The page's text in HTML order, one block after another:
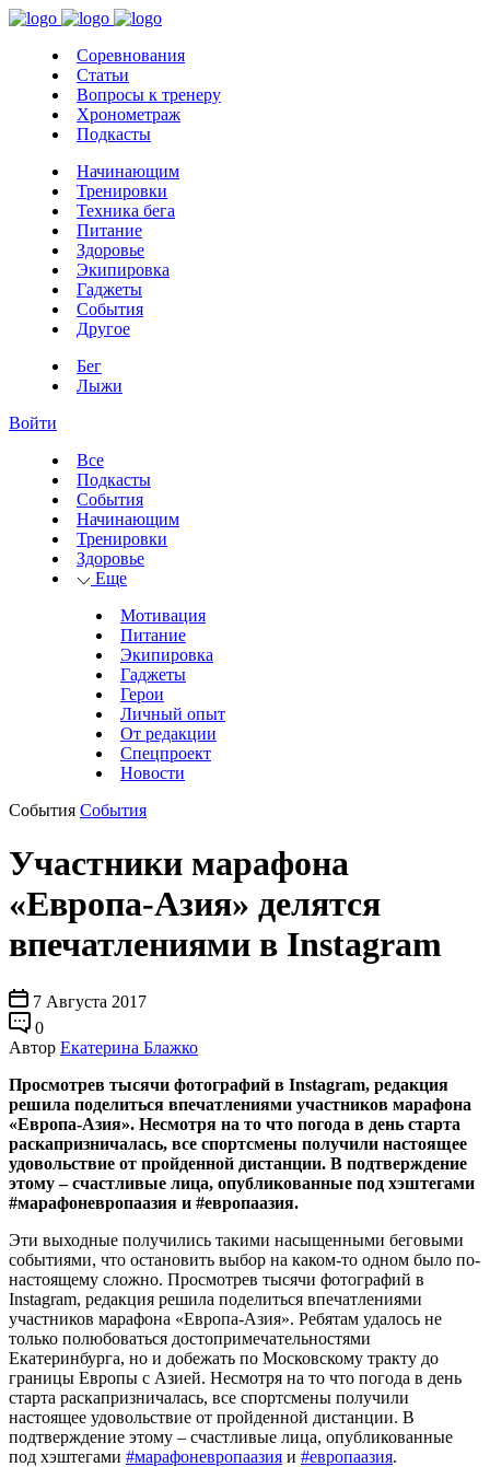
Соревнования
Статьи
Вопросы к тренеру
Хронометраж
Подкасты
Начинающим
Тренировки
Техника бега
Питание
Здоровье
Экипировка
Гаджеты
События
Другое
Бег
Лыжи
Войти
Все
Подкасты
События
Начинающим
Тренировки
Здоровье
Еще
Мотивация
Питание
Экипировка
Гаджеты
Герои
Личный опыт
От редакции
Спецпроект
Новости
События События
Участники марафона
«Европа-Азия» делятся
впечатлениями в Instagram
7 Августа 2017
0
Автор Екатерина Блажко
Просмотрев тысячи фотографий в Instagram, редакция
решила поделиться впечатлениями участников марафона
«Европа-Азия». Несмотря на то что погода в день старта
раскапризничалась, все спортсмены получили настоящее
удовольствие от пройденной дистанции. В подтверждение
этому – счастливые лица, опубликованные под хэштегами
#марафоневропаазия и #европаазия.
Эти выходные получились такими насыщенными беговыми
событиями, что остановить выбор на каком-то одном было по-
настоящему сложно. Просмотрев тысячи фотографий в
Instagram, редакция решила поделиться впечатлениями
участников марафона «Европа-Азия». Ребятам удалось не
только полюбоваться достопримечательностями
Екатеринбурга, но и добежать по Московскому тракту до
границы Европы с Азией. Несмотря на то что погода в день
старта раскапризничалась, все спортсмены получили
настоящее удовольствие от пройденной дистанции. В
подтверждение этому – счастливые лица, опубликованные
под хэштегами #марафоневропаазия и #европаазия.